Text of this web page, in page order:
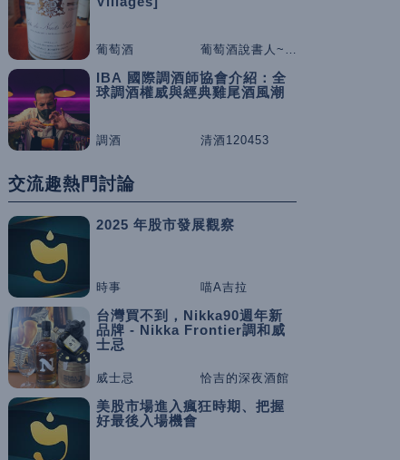
葡萄酒 葡萄酒說書人~咕嚕桑
IBA 國際調酒師協會介紹：全
球調酒權威與經典雞尾酒風潮
調酒 清酒120453
交流趣熱門討論
2025 年股市發展觀察
時事 喵A吉拉
台灣買不到，Nikka90週年新
品牌 - Nikka Frontier調和威
士忌
威士忌 恰吉的深夜酒館
美股市場進入瘋狂時期、把握
好最後入場機會